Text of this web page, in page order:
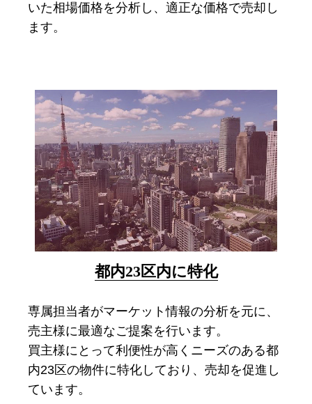
いた相場価格を分析し、適正な価格で売却し
ます。
都内23区内に特化
専属担当者がマーケット情報の分析を元に、
売主様に最適なご提案を行います。
買主様にとって利便性が高くニーズのある都
内23区の物件に特化しており、売却を促進し
ています。